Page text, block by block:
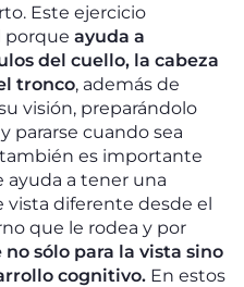
Este ejercicio
porque ayuda a
del cuello, la cabeza
tronco, además de
visión, preparándolo
pararse cuando sea
es importante
ayuda a tener una
diferente desde el
que le rodea y por
sólo para la vista sino
cognitivo. En estos